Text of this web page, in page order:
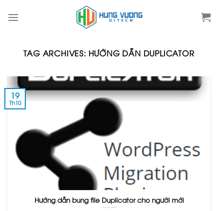
TAG ARCHIVES: HƯỚNG DẪN DUPLICATOR
Hướng dẫn bung file Duplicator cho người mới
19
Th10